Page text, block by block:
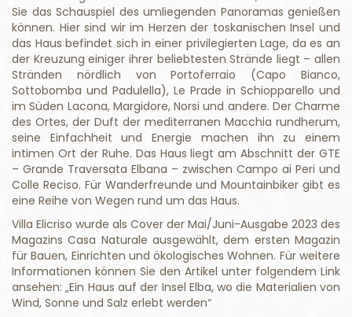
Sie das Schauspiel des umliegenden Panoramas genießen
können. Hier sind wir im Herzen der toskanischen Insel und
das Haus befindet sich in einer privilegierten Lage, da es an
der Kreuzung einiger ihrer beliebtesten Strände liegt – allen
Stränden nördlich von Portoferraio (Capo Bianco,
Sottobomba und Padulella), Le Prade in Schiopparello und
im Süden Lacona, Margidore, Norsi und andere. Der Charme
des Ortes, der Duft der mediterranen Macchia rundherum,
seine Einfachheit und Energie machen ihn zu einem
intimen Ort der Ruhe. Das Haus liegt am Abschnitt der GTE
– Grande Traversata Elbana – zwischen Campo ai Peri und
Colle Reciso. Für Wanderfreunde und Mountainbiker gibt es
eine Reihe von Wegen rund um das Haus.
Villa Elicriso wurde als Cover der Mai/Juni-Ausgabe 2023 des
Magazins Casa Naturale ausgewählt, dem ersten Magazin
für Bauen, Einrichten und ökologisches Wohnen. Für weitere
Informationen können Sie den Artikel unter folgendem Link
ansehen: „Ein Haus auf der Insel Elba, wo die Materialien von
Wind, Sonne und Salz erlebt werden“